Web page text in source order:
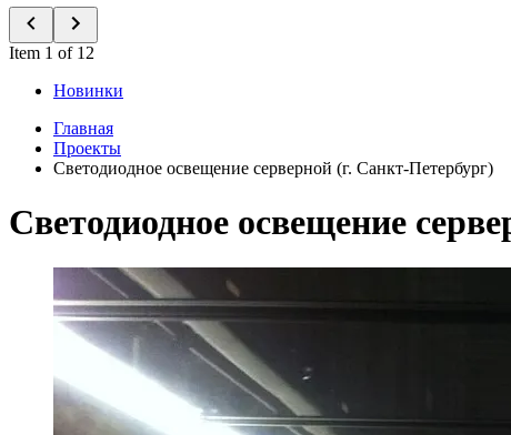
Item 1 of 12
Новинки
Главная
Проекты
Светодиодное освещение серверной (г. Санкт-Петербург)
Светодиодное освещение